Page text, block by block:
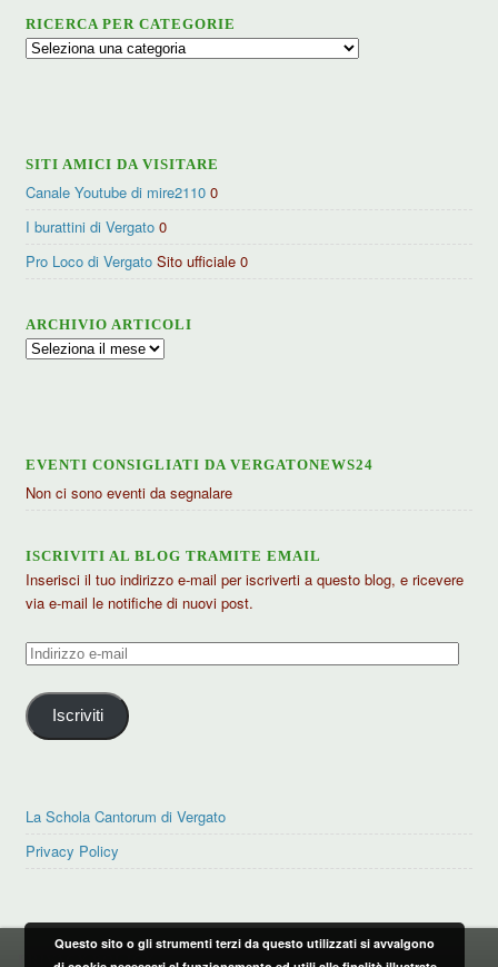
RICERCA PER CATEGORIE
Ricerca
SITI AMICI DA VISITARE
Canale Youtube di mire2110 0
I burattini di Vergato 0
Pro Loco di Vergato Sito ufficiale 0
ARCHIVIO ARTICOLI
Archivio
EVENTI CONSIGLIATI DA VERGATONEWS24
Non ci sono eventi da segnalare
ISCRIVITI AL BLOG TRAMITE EMAIL
Inserisci il tuo indirizzo e-mail per iscriverti a questo blog, e ricevere
via e-mail le notifiche di nuovi post.
Indirizzo
mail
Iscriviti
La Schola Cantorum di Vergato
Privacy Policy
PRIVACY POLICY
Questo sito o gli strumenti terzi da questo utilizzati si avvalgono